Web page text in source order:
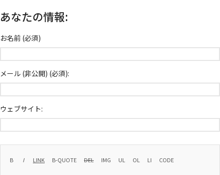
あなたの情報:
お名前 (必須)
メール (非公開) (必須):
ウェブサイト: